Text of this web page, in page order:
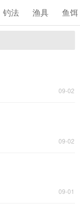
钓法 渔具 鱼饵
09-02
09-02
09-01